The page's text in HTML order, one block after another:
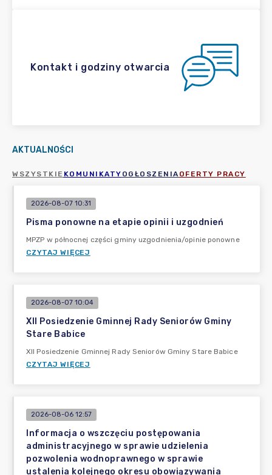
Kontakt i godziny otwarcia
AKTUALNOŚCI
WSZYSTKIE KOMUNIKATY OGŁOSZENIA OFERTY PRACY
2026-08-07 10:31
Pisma ponowne na etapie opinii i uzgodnień
MPZP w północnej części gminy uzgodnienia/opinie ponowne
CZYTAJ WIĘCEJ
2026-08-07 10:04
XII Posiedzenie Gminnej Rady Seniorów Gminy
Stare Babice
XII Posiedzenie Gminnej Rady Seniorów Gminy Stare Babice
CZYTAJ WIĘCEJ
2026-08-06 12:57
Informacja o wszczęciu postępowania
administracyjnego w sprawie udzielenia
pozwolenia wodnoprawnego w sprawie
ustalenia kolejnego okresu obowiązywania